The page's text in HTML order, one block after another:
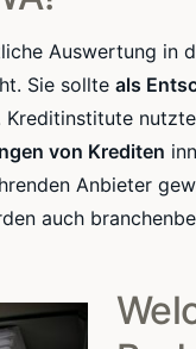
Auswertung in
Sie sollte als
Kreditinstitute
von Krediten
Anbieter
auch